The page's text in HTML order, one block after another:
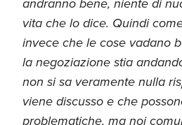
vita che lo dice. Quindi
invece che le cose vadano
la negoziazione stia
non si sa veramente nulla
viene discusso e che
problematiche, ma noi